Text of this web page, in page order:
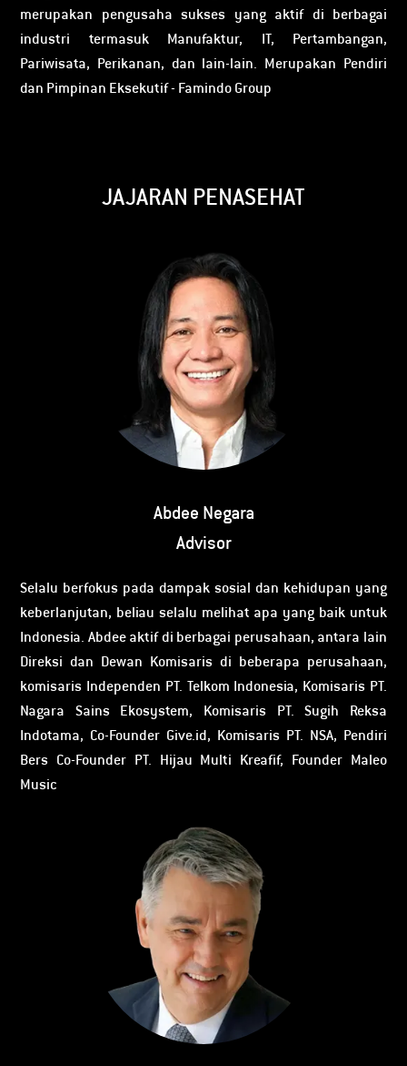
merupakan pengusaha sukses yang aktif di berbagai
industri termasuk Manufaktur, IT, Pertambangan,
Pariwisata, Perikanan, dan lain-lain. Merupakan Pendiri
dan Pimpinan Eksekutif - Famindo Group
JAJARAN PENASEHAT
Abdee Negara
Advisor
Selalu berfokus pada dampak sosial dan kehidupan yang
keberlanjutan, beliau selalu melihat apa yang baik untuk
Indonesia. Abdee aktif di berbagai perusahaan, antara lain
Direksi dan Dewan Komisaris di beberapa perusahaan,
komisaris Independen PT. Telkom Indonesia, Komisaris PT.
Nagara Sains Ekosystem, Komisaris PT. Sugih Reksa
Indotama, Co-Founder Give.id, Komisaris PT. NSA, Pendiri
Bers Co-Founder PT. Hijau Multi Kreafif, Founder Maleo
Music